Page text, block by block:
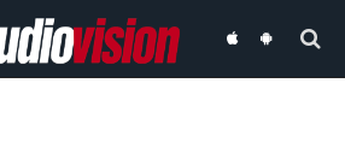
audiovisionaudiovision